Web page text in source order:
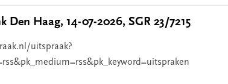
Den Haag, 14-07-2026, SGR 23/7215
uitspraak?